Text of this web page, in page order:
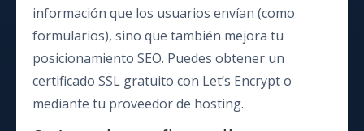
información que los usuarios envían (como
formularios), sino que también mejora tu
posicionamiento SEO. Puedes obtener un
certificado SSL gratuito con Let’s Encrypt o
mediante tu proveedor de hosting.